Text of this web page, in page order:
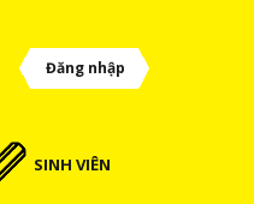
Đăng nhập
SINH VIÊN